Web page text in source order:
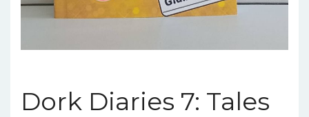
Dork Diaries 7: Tales